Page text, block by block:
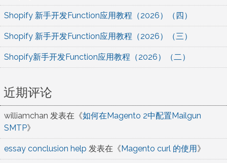
Shopify 新手开发Function应用教程（2026）（四）
Shopify 新手开发Function应用教程（2026）（三）
Shopify新手开发Function应用教程（2026）（二）
近期评论
williamchan 发表在《如何在Magento 2中配置Mailgun
SMTP》
essay conclusion help 发表在《Magento curl 的使用》